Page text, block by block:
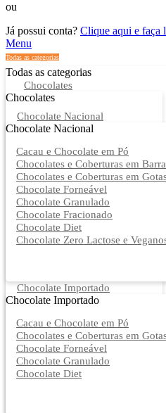
ou
Já possui conta? Clique aqui e faça
Menu
Todas as categorias
Todas as categorias
Chocolates
Chocolates
Chocolate Nacional
Chocolate Nacional
Cacau e Chocolate em Pó
Chocolates e Coberturas em Barra
Chocolates e Coberturas em
Chocolate Forneável
Chocolate Granulado
Chocolate Fracionado
Chocolate Diet
Chocolate Zero Lactose e
Chocolate Importado
Chocolate Importado
Cacau e Chocolate em Pó
Chocolates e Coberturas em
Chocolate Forneável
Chocolate Granulado
Chocolate Diet